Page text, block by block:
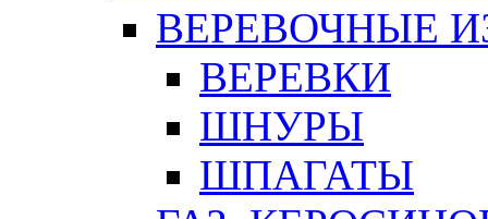
ВЕРЕВОЧНЫЕ
ВЕРЕВКИ
ШНУРЫ
ШПАГАТЫ